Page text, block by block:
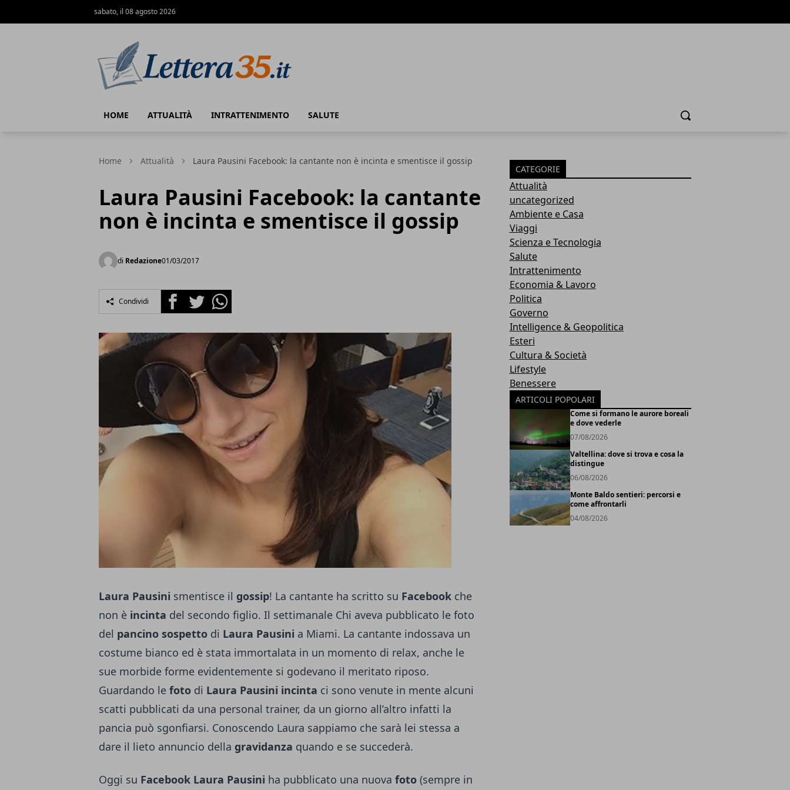
sabato, il 08 agosto 2026
HOME ATTUALITÀ INTRATTENIMENTO SALUTE Cerca
Home Attualità Laura Pausini Facebook: la cantante non è incinta e smentisce il gossip
Laura Pausini Facebook: la cantante
non è incinta e smentisce il gossip
di Redazione01/03/2017
Condividi FacebookTwitterWhatsapp
Laura Pausini smentisce il gossip! La cantante ha scritto su Facebook che
non è incinta del secondo figlio. Il settimanale Chi aveva pubblicato le foto
del pancino sospetto di Laura Pausini a Miami. La cantante indossava un
costume bianco ed è stata immortalata in un momento di relax, anche le
sue morbide forme evidentemente si godevano il meritato riposo.
Guardando le foto di Laura Pausini incinta ci sono venute in mente alcuni
scatti pubblicati da una personal trainer, da un giorno all’altro infatti la
pancia può sgonfiarsi. Conoscendo Laura sappiamo che sarà lei stessa a
dare il lieto annuncio della gravidanza quando e se succederà.
Oggi su Facebook Laura Pausini ha pubblicato una nuova foto (sempre in
CATEGORIE
Attualità
uncategorized
Ambiente e Casa
Viaggi
Scienza e Tecnologia
Salute
Intrattenimento
Economia & Lavoro
Politica
Governo
Intelligence & Geopolitica
Esteri
Cultura & Società
Lifestyle
Benessere
ARTICOLI POPOLARI
Come si formano le aurore boreali
e dove vederle
07/08/2026
Valtellina: dove si trova e cosa la
distingue
06/08/2026
Monte Baldo sentieri: percorsi e
come affrontarli
04/08/2026